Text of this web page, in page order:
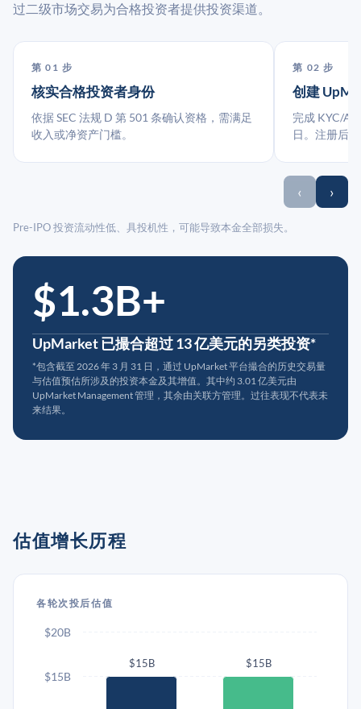
过二级市场交易为合格投资者提供投资渠道。
第 01 步
核实合格投资者身份
依据 SEC 法规 D 第 501 条确认资格，需满足
收入或净资产门槛。
第 02 步
创建
完成 KYC/
日。注册后
‹ ›
Pre-IPO 投资流动性低、具投机性，可能导致本金全部损失。
$1.3B+
UpMarket 已撮合超过 13 亿美元的另类投资*
*包含截至 2026 年 3 月 31 日，通过 UpMarket 平台撮合的历史交易量
与估值预估所涉及的投资本金及其增值。其中约 3.01 亿美元由
UpMarket Management 管理，其余由关联方管理。过往表现不代表未
来结果。
估值增长历程
各轮次投后估值
$15B $15B
$15B
$20B